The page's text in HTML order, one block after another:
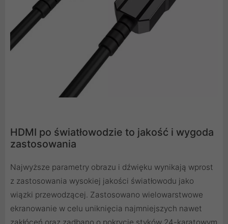
HDMI po światłowodzie to jakość i wygoda
zastosowania
Najwyższe parametry obrazu i dźwięku wynikają wprost
z zastosowania wysokiej jakości światłowodu jako
wiązki przewodzącej. Zastosowano wielowarstwowe
ekranowanie w celu uniknięcia najmniejszych nawet